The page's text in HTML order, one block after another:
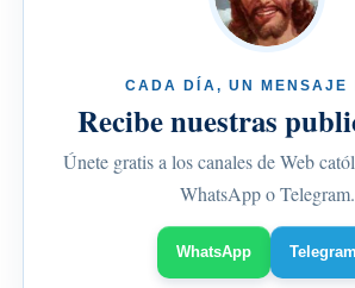
CADA DÍA, UN MENSAJE
Recibe nuestras
Únete gratis a los canales de Web
WhatsApp o Telegram.
WhatsApp Telegram